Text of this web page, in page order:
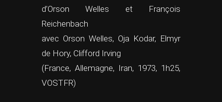
d’Orson Welles et François
Reichenbach
avec Orson Welles, Oja Kodar, Elmyr
de Hory, Clifford Irving
(France, Allemagne, Iran, 1973, 1h25,
VOSTFR)